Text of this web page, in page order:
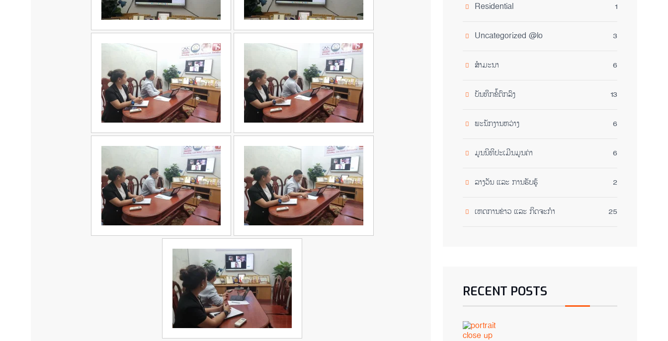
Residential 1
Uncategorized @lo 3
ສໍາມະນາ 6
ບັນທຶກຂໍ້ຕົກລົງ 13
ພະນັກງານຫວ່າງ 6
ມູນນິທິປະເມີນມູນຄ່າ 6
ລາງວັນ ແລະ ການຮັບຮູ້ 2
ເຫດການຂ່າວ ແລະ ກິດຈະກໍາ 25
RECENT POSTS